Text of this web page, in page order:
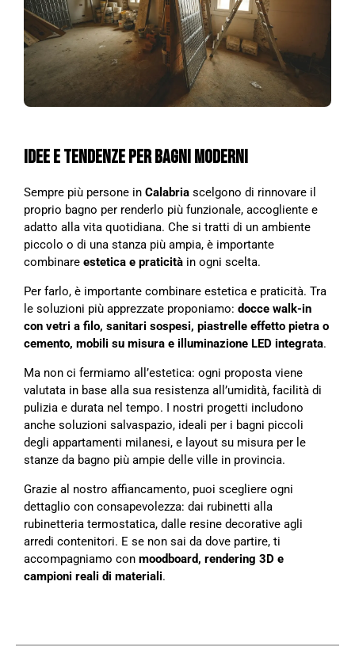
IDEE E TENDENZE PER BAGNI MODERNI
Sempre più persone in Calabria scelgono di rinnovare il
proprio bagno per renderlo più funzionale, accogliente e
adatto alla vita quotidiana. Che si tratti di un ambiente
piccolo o di una stanza più ampia, è importante
combinare estetica e praticità in ogni scelta.
Per farlo, è importante combinare estetica e praticità. Tra
le soluzioni più apprezzate proponiamo: docce walk-in
con vetri a filo, sanitari sospesi, piastrelle effetto pietra o
cemento, mobili su misura e illuminazione LED integrata.
Ma non ci fermiamo all’estetica: ogni proposta viene
valutata in base alla sua resistenza all’umidità, facilità di
pulizia e durata nel tempo. I nostri progetti includono
anche soluzioni salvaspazio, ideali per i bagni piccoli
degli appartamenti milanesi, e layout su misura per le
stanze da bagno più ampie delle ville in provincia.
Grazie al nostro affiancamento, puoi scegliere ogni
dettaglio con consapevolezza: dai rubinetti alla
rubinetteria termostatica, dalle resine decorative agli
arredi contenitori. E se non sai da dove partire, ti
accompagniamo con moodboard, rendering 3D e
campioni reali di materiali.